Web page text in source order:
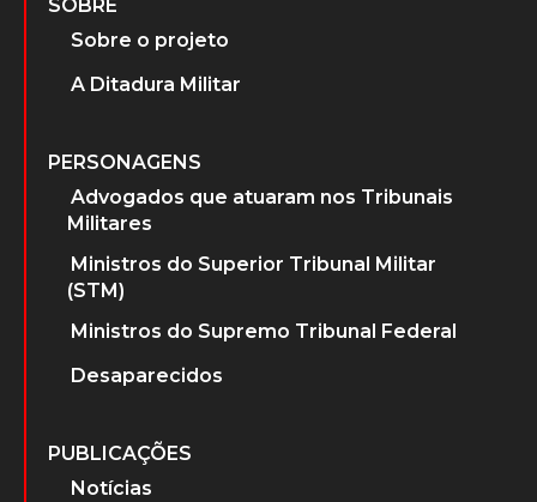
SOBRE
Sobre o projeto
A Ditadura Militar
PERSONAGENS
Advogados que atuaram nos Tribunais
Militares
Ministros do Superior Tribunal Militar
(STM)
Ministros do Supremo Tribunal Federal
Desaparecidos
PUBLICAÇÕES
Notícias